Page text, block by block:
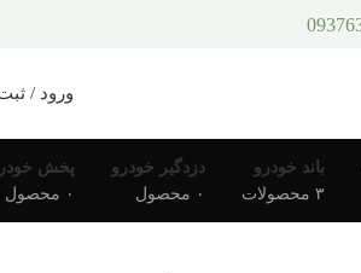
ورود /
باند خودرو
۳ محصولات
دزدگیر خودرو
۰ محصول
پخش
۰ محصول